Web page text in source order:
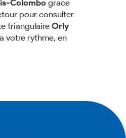
Colombo grace
pour consulter
triangulaire Orly
votre rythme, en